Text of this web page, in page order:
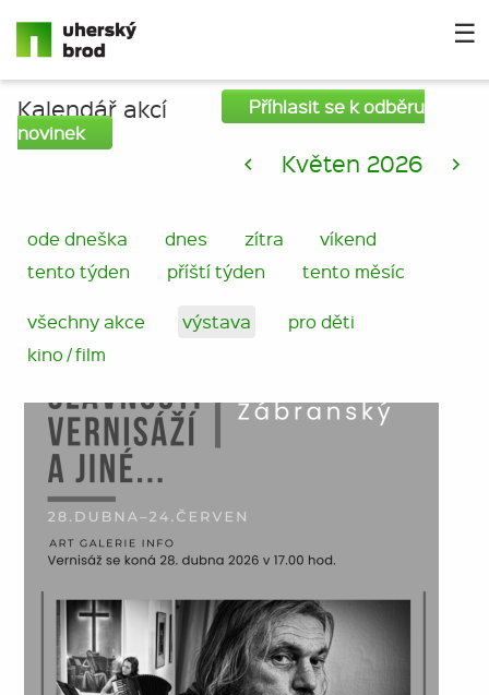
☰
Kalendář akcí
Příhlasit se k odběru
novinek
< Květen 2026 >
ode dneška dnes zítra
víkend
tento týden
příští týden tento měsíc
všechny akce výstava
pro děti
kino / film